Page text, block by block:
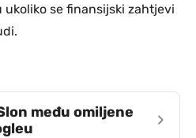
se finansijski zahtjevi
među omiljene
›